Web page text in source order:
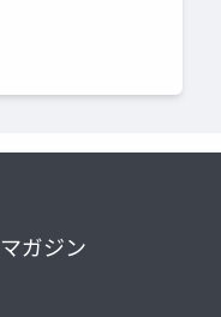
マガジン